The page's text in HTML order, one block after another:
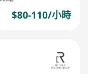
$80-110/小時